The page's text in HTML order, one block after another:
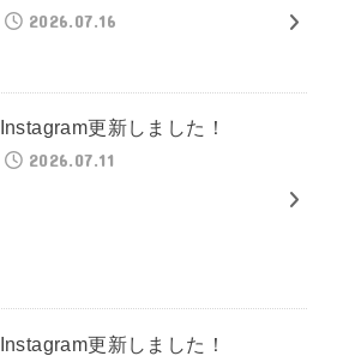
2026.07.16
Instagram更新しました！
2026.07.11
Instagram更新しました！